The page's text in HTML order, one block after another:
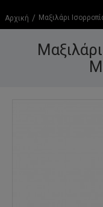
Αρχική Μαξιλάρι